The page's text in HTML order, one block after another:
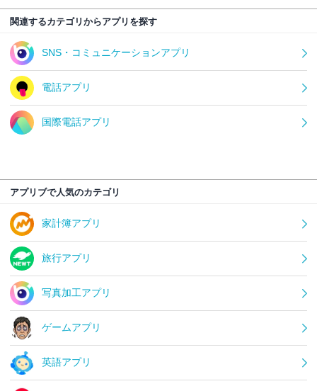
関連するカテゴリからアプリを探す
SNS・コミュニケーションアプリ
電話アプリ
国際電話アプリ
アプリブで人気のカテゴリ
家計簿アプリ
旅行アプリ
写真加工アプリ
ゲームアプリ
英語アプリ